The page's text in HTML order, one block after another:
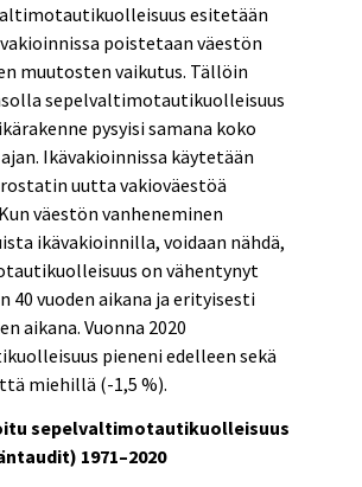
esitetään
poistetaan väestön
muutosten vaikutus. Tällöin
sepelvaltimotautikuolleisuus
pysyisi samana koko
Ikävakioinnissa käytetään
uutta vakioväestöä
väestön vanheneminen
ikävakioinnilla, voidaan nähdä,
on vähentynyt
40 vuoden aikana ja erityisesti
aikana. Vuonna 2020
pieneni edelleen sekä
miehillä (-1,5 %).
sepelvaltimotautikuolleisuus
1971–2020